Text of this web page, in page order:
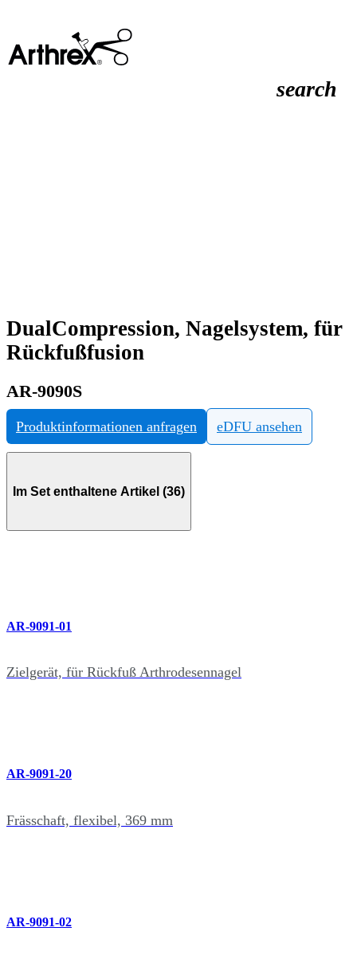
search
DualCompression, Nagelsystem, für
Rückfußfusion
AR-9090S
Produktinformationen anfragen eDFU ansehen
Im Set enthaltene Artikel (36)
AR-9091-01
Zielgerät, für Rückfuß Arthrodesennagel
AR-9091-20
Frässchaft, flexibel, 369 mm
AR-9091-02